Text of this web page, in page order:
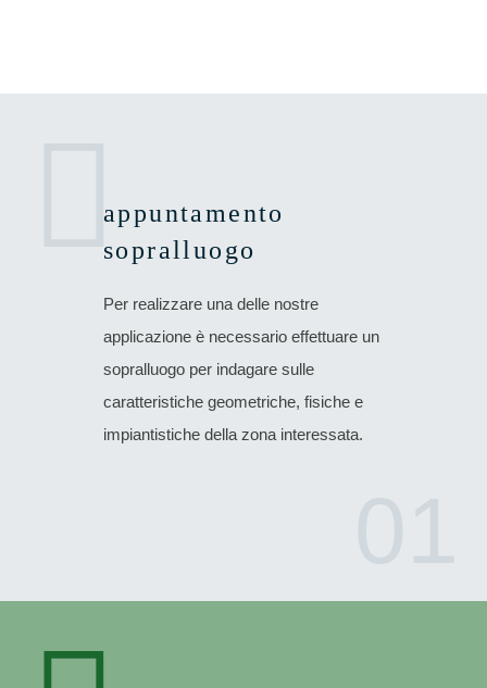
appuntamento
sopralluogo
Per realizzare una delle nostre
applicazione è necessario effettuare un
sopralluogo per indagare sulle
caratteristiche geometriche, fisiche e
impiantistiche della zona interessata.